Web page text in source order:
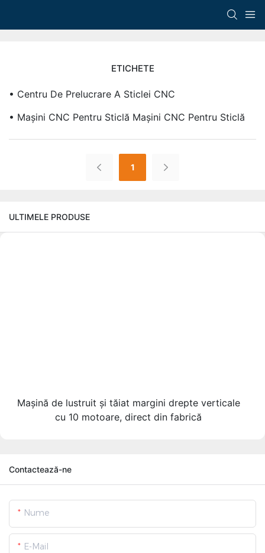
ETICHETE
• Centru De Prelucrare A Sticlei CNC
• Mașini CNC Pentru Sticlă Mașini CNC Pentru Sticlă
1
ULTIMELE PRODUSE
Mașină de lustruit și tăiat margini drepte verticale
cu 10 motoare, direct din fabrică
Contactează-ne
Nume
E-Mail